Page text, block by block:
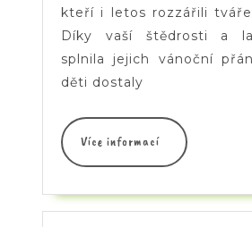
kteří i letos rozzářili
Díky vaší štědrosti a
splnila jejich vánoční
děti dostaly
Více informací
Více
informací